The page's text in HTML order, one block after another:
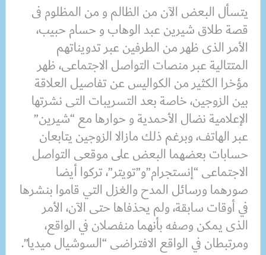
يتسأل البعض الآن من الظالم و من المظلوم فى
قصة طلاق شيرين عبد الوهاب و حسام حبيب،
الأمر الذى ظهر من الطرفين عبر تدويناتهم
المتتالية عبر منصات التواصل الاجتماعى، ظهر
مؤخرا الكثير من الكواليس عن تفاصيل العلاقة
بين الزوجين، خاصة بعد التسريبات التى نشرتها
الإعلامية نضال الأحمدية و حوارها مع “شيرين”
عبر الهاتف، وبرغم ذلك مازالا الزوجين يتابعان
حسابات بعضهما البعض على موقعى التواصل
الاجتماعى “إنستجرام”و”تويتر”، تركوا أيضا
صورهما ورسائل المدح والغزل التي قاموا بنشرها
في أوقات سابقة، ولم يحذفاها حتى الآن، الأمر
الذى يمكن وصفه بأنهما منفصلان في الواقع،
ومرتبطان في الواقع الافتراضى “السوشيال ميديا”.